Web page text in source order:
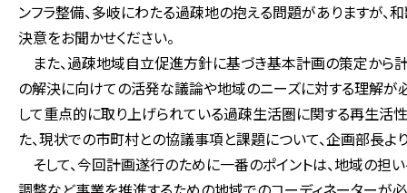
ンフラ整備、多岐にわたる過疎地の抱える問題がありますが
決意をお聞かせください。
また、過疎地域自立促進方針に基づき基本計画の策定から
の解決に向けての活発な議論や地域のニーズに対する理解が
して重点的に取り上げられている過疎生活圏に関する再生活
た、現状での市町村との協議事項と課題について、企画部長よ
そして、今回計画遂行のために一番のポイントは、地域の担